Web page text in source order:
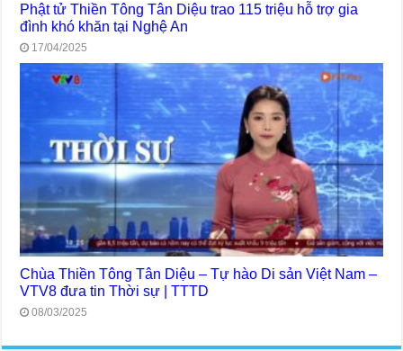
Phật tử Thiền Tông Tân Diệu trao 115 triệu hỗ trợ gia
đình khó khăn tại Nghệ An
17/04/2025
Chùa Thiền Tông Tân Diệu – Tự hào Di sản Việt Nam –
VTV8 đưa tin Thời sự | TTTD
08/03/2025